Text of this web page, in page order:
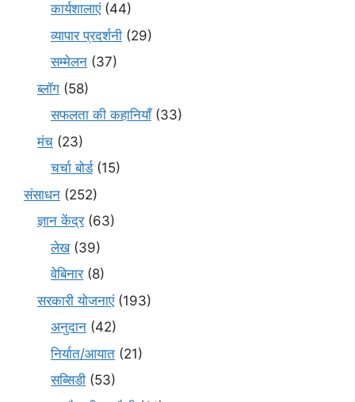
कार्यशालाएं(44)
व्यापार प्रदर्शनी (29)
सम्मेलन (37)
ब्लॉग (58)
सफलता की कहानियाँ(33)
मंच (23)
चर्चा बोर्ड(15)
संसाधन (252)
ज्ञान केंद्र(63)
लेख(39)
वेबिनार(8)
सरकारी योजनाएं(193)
अनुदान (42)
निर्यात/आयात (21)
सब्सिडी (53)